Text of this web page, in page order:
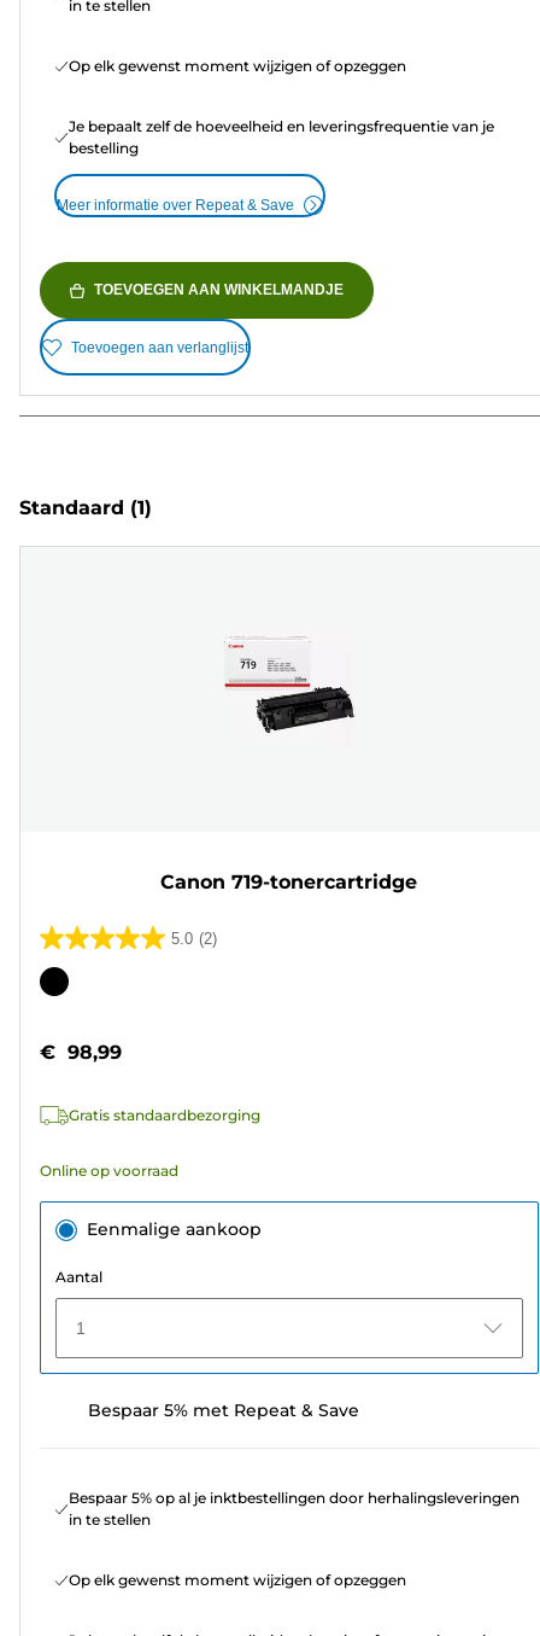
in te stellen
Op elk gewenst moment wijzigen of opzeggen
Je bepaalt zelf de hoeveelheid en leveringsfrequentie van je
bestelling
Meer informatie over Repeat & Save
TOEVOEGEN AAN WINKELMANDJE
Toevoegen aan verlanglijst
Standaard (1)
Canon 719-tonercartridge
5.0 (2)
5.0
van
sterren.
beoordelingen
Kleurencartridge
€ 98,99
Gratis standaardbezorging
Online op voorraad
Eenmalige aankoop
Aantal
1
Bespaar 5% met Repeat & Save
Bespaar 5% op al je inktbestellingen door herhalingsleveringen
in te stellen
Op elk gewenst moment wijzigen of opzeggen